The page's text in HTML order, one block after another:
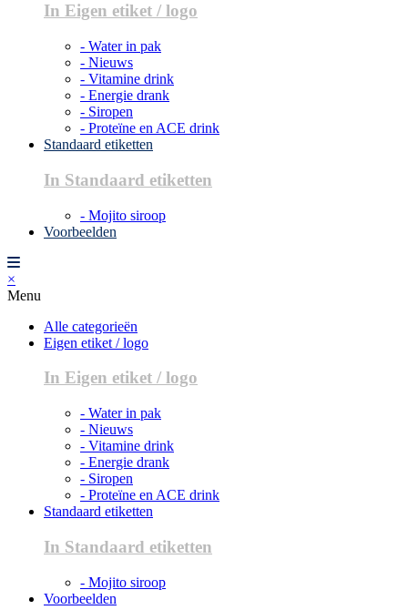
In Eigen etiket / logo
- Water in pak
- Nieuws
- Vitamine drink
- Energie drank
- Siropen
- Proteïne en ACE drink
Standaard etiketten
In Standaard etiketten
- Mojito siroop
Voorbeelden
×
Menu
Alle categorieën
Eigen etiket / logo
In Eigen etiket / logo
- Water in pak
- Nieuws
- Vitamine drink
- Energie drank
- Siropen
- Proteïne en ACE drink
Standaard etiketten
In Standaard etiketten
- Mojito siroop
Voorbeelden